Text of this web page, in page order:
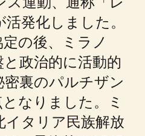
発化しました。
の後、ミラノ
政治的に活動的
裏のパルチザン
なりました。ミ
タリア民族解放